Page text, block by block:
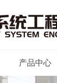
产品中心